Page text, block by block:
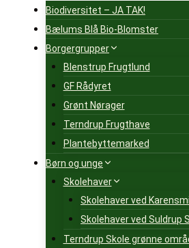
Biodiversitet – JA TAK!
Bælums Blå Bio-Blomster
Borgergrupper
Blenstrup Frugtlund
GF Rådyret
Grønt Nørager
Terndrup Frugthave
Plantebyttemarked
Børn og unge
Skolehaver
Skolehaver ved
Skolehaver ved Suldrup
Terndrup Skole grønne